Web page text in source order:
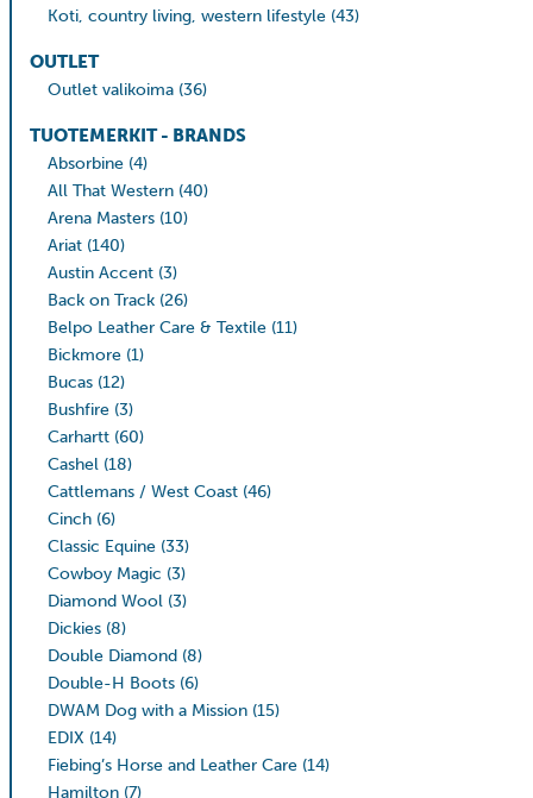
Koti, country living, western lifestyle (43)
OUTLET
Outlet valikoima (36)
TUOTEMERKIT - BRANDS
Absorbine (4)
All That Western (40)
Arena Masters (10)
Ariat (140)
Austin Accent (3)
Back on Track (26)
Belpo Leather Care & Textile (11)
Bickmore (1)
Bucas (12)
Bushfire (3)
Carhartt (60)
Cashel (18)
Cattlemans / West Coast (46)
Cinch (6)
Classic Equine (33)
Cowboy Magic (3)
Diamond Wool (3)
Dickies (8)
Double Diamond (8)
Double-H Boots (6)
DWAM Dog with a Mission (15)
EDIX (14)
Fiebing’s Horse and Leather Care (14)
Hamilton (7)